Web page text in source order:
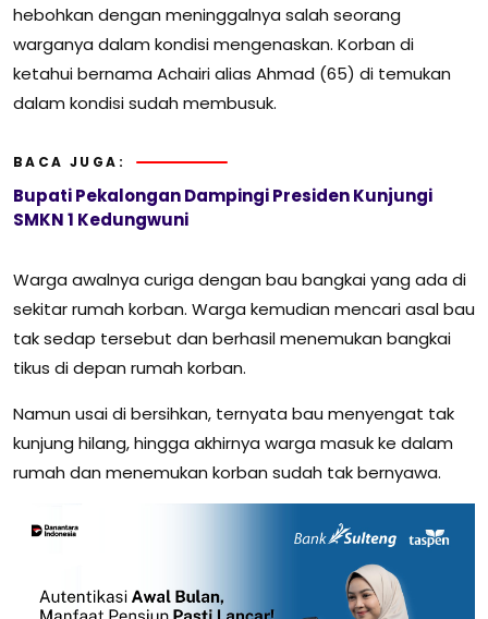
hebohkan dengan meninggalnya salah seorang
warganya dalam kondisi mengenaskan. Korban di
ketahui bernama Achairi alias Ahmad (65) di temukan
dalam kondisi sudah membusuk.
BACA JUGA:
Bupati Pekalongan Dampingi Presiden Kunjungi
SMKN 1 Kedungwuni
Warga awalnya curiga dengan bau bangkai yang ada di
sekitar rumah korban. Warga kemudian mencari asal bau
tak sedap tersebut dan berhasil menemukan bangkai
tikus di depan rumah korban.
Namun usai di bersihkan, ternyata bau menyengat tak
kunjung hilang, hingga akhirnya warga masuk ke dalam
rumah dan menemukan korban sudah tak bernyawa.